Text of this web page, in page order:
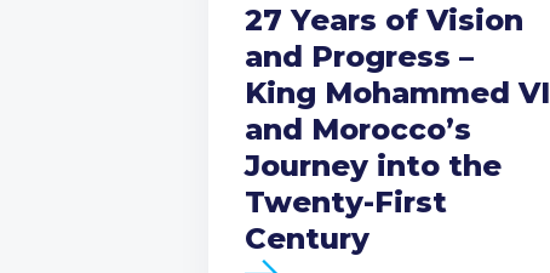
27 Years of Vision
and Progress –
King Mohammed VI
and Morocco’s
Journey into the
Twenty-First
Century